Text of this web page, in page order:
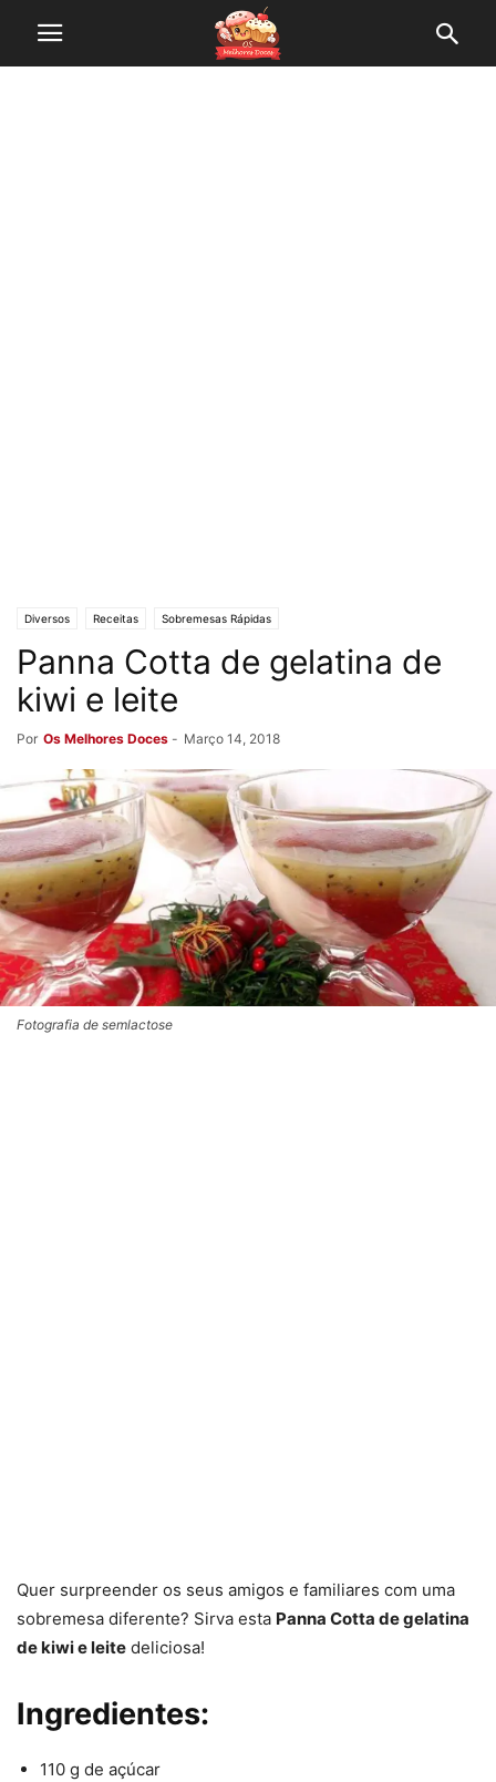
Diversos Receitas Sobremesas Rápidas
Panna Cotta de gelatina de
kiwi e leite
Por Os Melhores Doces - Março 14, 2018
Fotografia de semlactose
Quer surpreender os seus amigos e familiares com uma
sobremesa diferente? Sirva esta Panna Cotta de gelatina
de kiwi e leite deliciosa!
Ingredientes:
110 g de açúcar